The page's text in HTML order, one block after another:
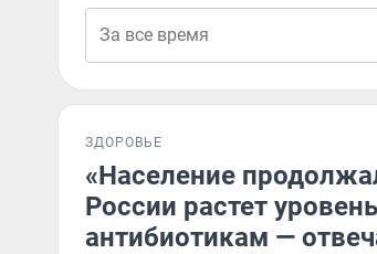
ЗДОРОВЬЕ
«Население
России растет
антибиотикам —